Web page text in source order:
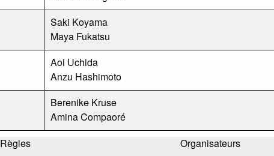
Saki Koyama
Maya Fukatsu
Aoi Uchida
Anzu Hashimoto
Berenike Kruse
Amina Compaoré
Règles
Organisateurs